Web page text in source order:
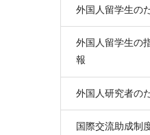
外国人留学生の
外国人留学生の
報
外国人研究者の
国際交流助成制